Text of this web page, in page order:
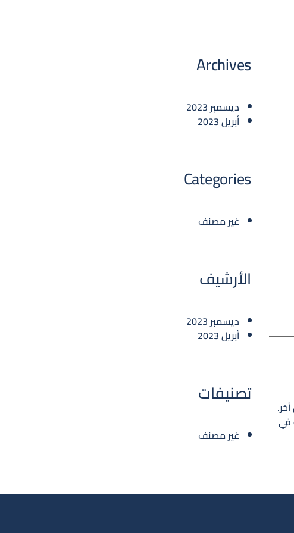
في
Archives
ديسمبر 2023
أبريل 2023
Categories
غير مصنف
الأرشيف
ديسمبر 2023
أبريل 2023
تصنيفات
غير مصنف